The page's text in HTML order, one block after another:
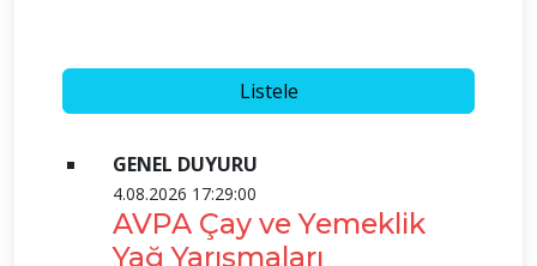
GENEL DUYURU
4.08.2026 17:29:00
AVPA Çay ve Yemeklik
Yağ Yarışmaları